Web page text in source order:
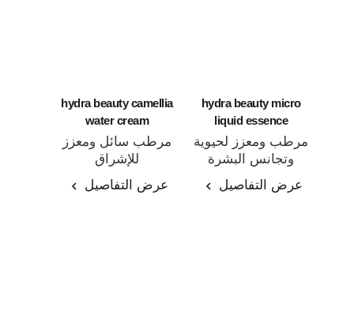
hydra beauty micro
liquid essence
مرطب ومعزز لحيوية
وتجانس البشرة
عرض التفاصيل
hydra beauty camellia
water cream
مرطب سائل ومعزز
للإشراق
عرض التفاصيل